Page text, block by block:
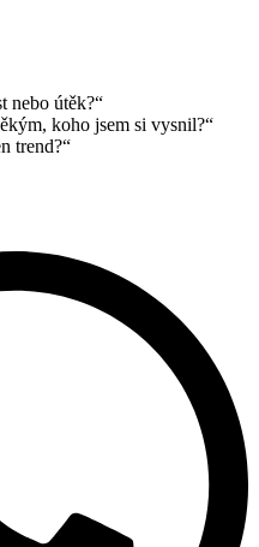
nebo útěk?“
koho jsem si vysnil?“
trend?“